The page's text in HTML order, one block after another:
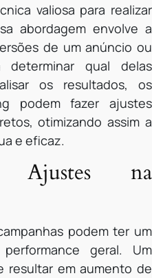
valiosa para realizar
abordagem envolve a
de um anúncio ou
qual delas
os resultados, os
podem fazer ajustes
otimizando assim a
e eficaz.
Ajustes na
podem ter um
geral. Um
resultar em aumento de